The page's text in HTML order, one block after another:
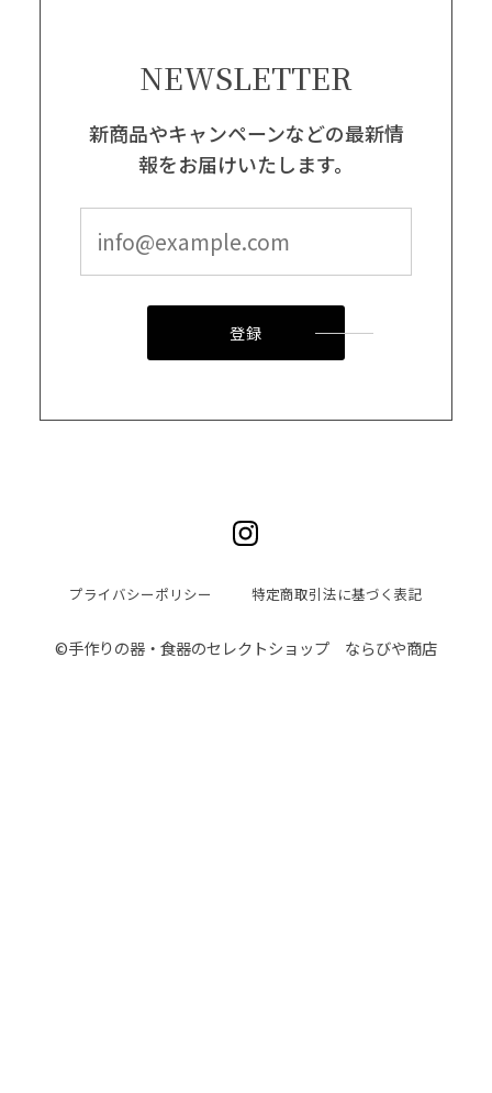
NEWSLETTER
新商品やキャンペーンなどの最新情
報をお届けいたします。
登録
プライバシーポリシー 特定商取引法に基づく表記
©︎手作りの器・食器のセレクトショップ ならびや商店